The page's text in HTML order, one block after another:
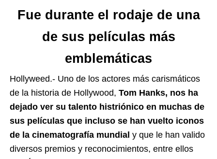
Fue durante el rodaje de una
de sus películas más
emblemáticas
Hollyweed.- Uno de los actores más carismáticos
de la historia de Hollywood, Tom Hanks, nos ha
dejado ver su talento histriónico en muchas de
sus películas que incluso se han vuelto iconos
de la cinematografía mundial y que le han valido
diversos premios y reconocimientos, entre ellos